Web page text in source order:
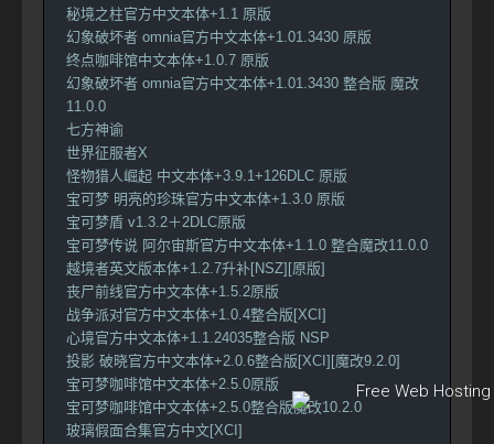
秘境之柱官方中文本体+1.1 原版
幻象破坏者 omnia官方中文本体+1.01.3430 原版
终点咖啡馆中文本体+1.0.7 原版
幻象破坏者 omnia官方中文本体+1.01.3430 整合版 魔改
11.0.0
七方神谕
世界征服者X
怪物猎人崛起 中文本体+3.9.1+126DLC 原版
宝可梦 明亮的珍珠官方中文本体+1.3.0 原版
宝可梦盾 v1.3.2＋2DLC原版
宝可梦传说 阿尔宙斯官方中文本体+1.1.0 整合魔改11.0.0
越境者英文版本体+1.2.7升补[NSZ][原版]
丧尸前线官方中文本体+1.5.2原版
战争派对官方中文本体+1.0.4整合版[XCI]
心境官方中文本体+1.1.24035整合版 NSP
投影 破晓官方中文本体+2.0.6整合版[XCI][魔改9.2.0]
宝可梦咖啡馆中文本体+2.5.0原版
宝可梦咖啡馆中文本体+2.5.0整合版魔改10.2.0
玻璃假面合集官方中文[XCI]